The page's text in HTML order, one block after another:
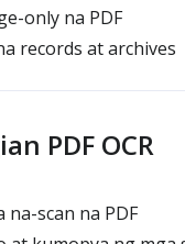
only na PDF
records at archives
PDF OCR
scan na PDF